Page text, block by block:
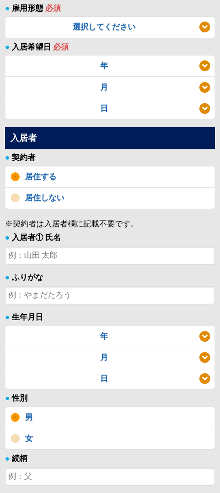
● 雇用形態 必須
選択してください
● 入居希望日 必須
年
月
日
入居者
● 契約者
居住する
居住しない
※契約者は入居者欄に記載不要です。
● 入居者① 氏名
● ふりがな
● 生年月日
年
月
日
● 性別
男
女
● 続柄